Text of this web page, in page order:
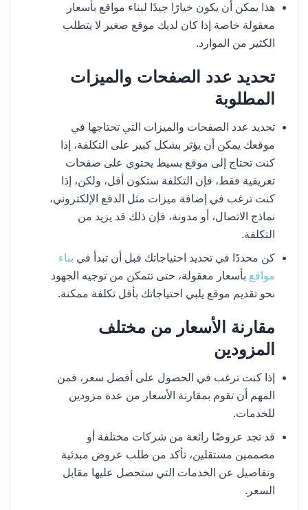
هذا يمكن أن يكون خيارًا جيدًا لبناء مواقع بأسعار
معقولة خاصة إذا كان لديك موقع صغير لا يتطلب
الكثير من الموارد.
تحديد عدد الصفحات والميزات
المطلوبة
تحديد عدد الصفحات والميزات التي تحتاجها في
موقعك يمكن أن يؤثر بشكل كبير على التكلفة، إذا
كنت تحتاج إلى موقع بسيط يحتوي على صفحات
تعريفية فقط، فإن التكلفة ستكون أقل، ولكن، إذا
كنت ترغب في إضافة ميزات مثل الدفع الإلكتروني،
نماذج الاتصال، أو مدونة، فإن ذلك قد يزيد من
التكلفة.
كن محددًا في تحديد احتياجاتك قبل أن تبدأ في بناء
مواقع بأسعار معقولة، حتى تتمكن من توجيه الجهود
نحو تقديم موقع يلبي احتياجاتك بأقل تكلفة ممكنة.
مقارنة الأسعار من مختلف
المزودين
إذا كنت ترغب في الحصول على أفضل سعر، فمن
المهم أن تقوم بمقارنة الأسعار من عدة مزودين
للخدمات.
قد تجد عروضًا رائعة من شركات مختلفة أو
مصممين مستقلين، تأكد من طلب عروض مبدئية
وتفاصيل عن الخدمات التي ستحصل عليها مقابل
السعر.